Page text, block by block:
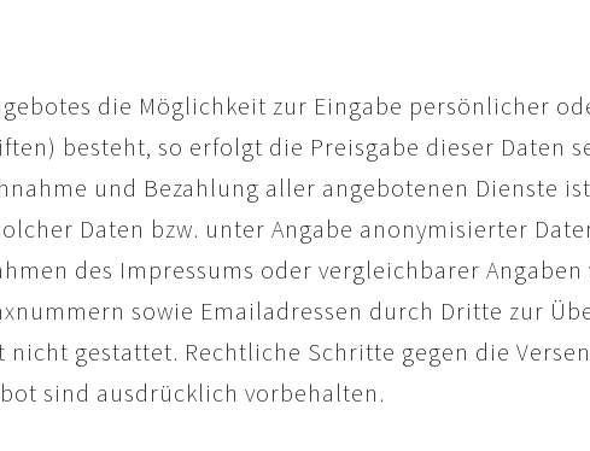
die Möglichkeit zur Eingabe persönlicher
besteht, so erfolgt die Preisgabe dieser Daten
und Bezahlung aller angebotenen Dienste
Daten bzw. unter Angabe anonymisierter
des Impressums oder vergleichbarer
sowie Emailadressen durch Dritte zur
gestattet. Rechtliche Schritte gegen die
sind ausdrücklich vorbehalten.